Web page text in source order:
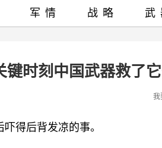
键时刻中国武器救了
我
得后背发凉的事。
军情 战略 武